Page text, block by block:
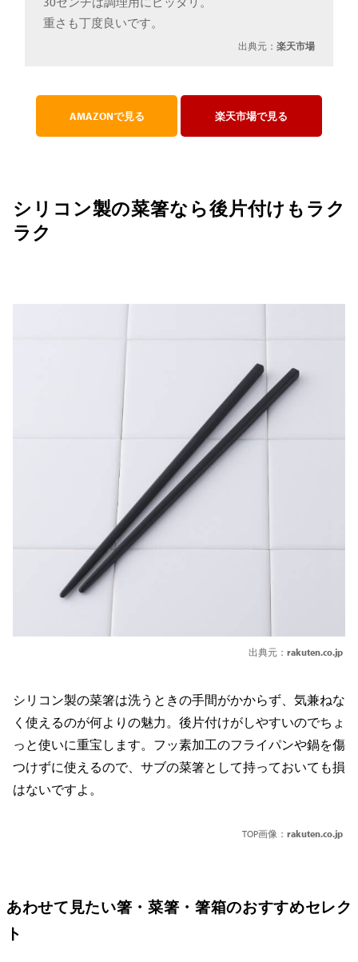
重さも丁度良いです。
出典元：楽天市場
AMAZONで見る 楽天市場で見る
シリコン製の菜箸なら後片付けもラク
ラク
出典元： rakuten.co.jp
シリコン製の菜箸は洗うときの手間がかからず、気兼ねな
く使えるのが何よりの魅力。後片付けがしやすいのでちょ
っと使いに重宝します。フッ素加工のフライパンや鍋を傷
つけずに使えるので、サブの菜箸として持っておいても損
はないですよ。
TOP画像： rakuten.co.jp
あわせて見たい箸・菜箸・箸箱のおすすめセレク
ト